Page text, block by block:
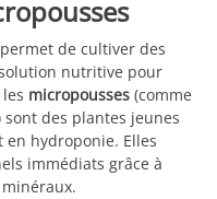
de cultiver des
nutritive pour
micropousses (comme
des plantes jeunes
hydroponie. Elles
immédiats grâce à